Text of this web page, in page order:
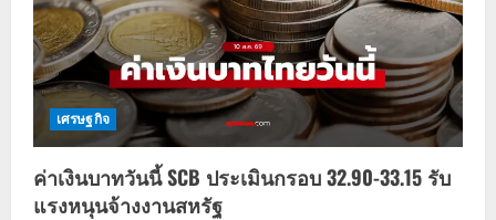
t
i
o
n
เศรษฐกิจ
ค่าเงินบาทวันนี้ SCB ประเมินกรอบ 32.90-33.15 รับ
แรงหนุนจ้างงานสหรัฐ